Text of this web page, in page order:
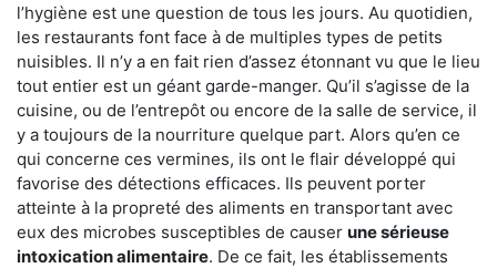
l’hygiène est une question de tous les jours. Au quotidien,
les restaurants font face à de multiples types de petits
nuisibles. Il n’y a en fait rien d’assez étonnant vu que le lieu
tout entier est un géant garde-manger. Qu’il s’agisse de la
cuisine, ou de l’entrepôt ou encore de la salle de service, il
y a toujours de la nourriture quelque part. Alors qu’en ce
qui concerne ces vermines, ils ont le flair développé qui
favorise des détections efficaces. Ils peuvent porter
atteinte à la propreté des aliments en transportant avec
eux des microbes susceptibles de causer une sérieuse
intoxication alimentaire. De ce fait, les établissements